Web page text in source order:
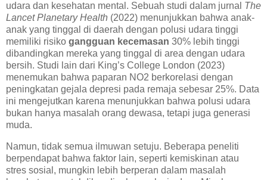
udara dan kesehatan mental. Sebuah studi dalam jurnal The
Lancet Planetary Health (2022) menunjukkan bahwa anak-
anak yang tinggal di daerah dengan polusi udara tinggi
memiliki risiko gangguan kecemasan 30% lebih tinggi
dibandingkan mereka yang tinggal di area dengan udara
bersih. Studi lain dari King’s College London (2023)
menemukan bahwa paparan NO2 berkorelasi dengan
peningkatan gejala depresi pada remaja sebesar 25%. Data
ini mengejutkan karena menunjukkan bahwa polusi udara
bukan hanya masalah orang dewasa, tetapi juga generasi
muda.
Namun, tidak semua ilmuwan setuju. Beberapa peneliti
berpendapat bahwa faktor lain, seperti kemiskinan atau
stres sosial, mungkin lebih berperan dalam masalah